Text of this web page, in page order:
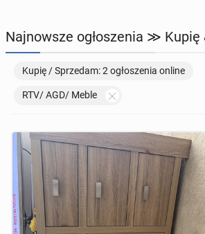
TOWARZYSKIE
Najnowsze ogłoszenia ≫ Kupię
Kupię / Sprzedam: 2 ogłoszenia online
RTV/ AGD/ Meble